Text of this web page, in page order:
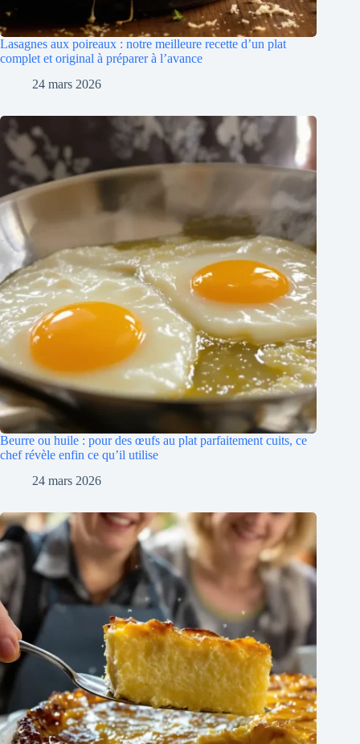
Lasagnes aux poireaux : notre meilleure recette d’un plat
complet et original à préparer à l’avance
24 mars 2026
Beurre ou huile : pour des œufs au plat parfaitement cuits, ce
chef révèle enfin ce qu’il utilise
24 mars 2026